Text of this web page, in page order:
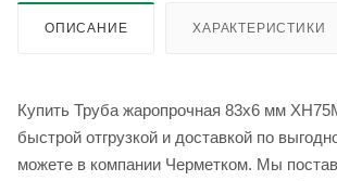
ОПИСАНИЕ ХАРАКТЕРИСТИКИ
Купить Труба жаропрочная 83х6 мм
быстрой отгрузкой и доставкой по
можете в компании Черметком. Мы